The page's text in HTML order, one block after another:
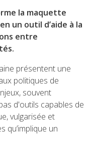
la maquette
un outil d’aide à la
entre
présentent une
politiques de
souvent
d'outils capables de
vulgarisée et
qu’implique un